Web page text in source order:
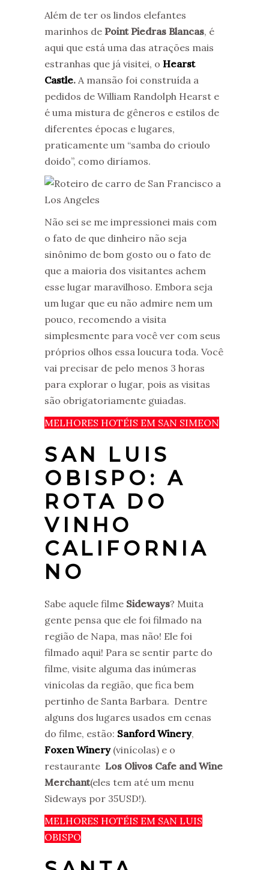
Além de ter os lindos elefantes
marinhos de Point Piedras Blancas, é
aqui que está uma das atrações mais
estranhas que já visitei, o Hearst
Castle. A mansão foi construída a
pedidos de William Randolph Hearst e
é uma mistura de gêneros e estilos de
diferentes épocas e lugares,
praticamente um “samba do crioulo
doido”, como diríamos.
Não sei se me impressionei mais com
o fato de que dinheiro não seja
sinônimo de bom gosto ou o fato de
que a maioria dos visitantes achem
esse lugar maravilhoso. Embora seja
um lugar que eu não admire nem um
pouco, recomendo a visita
simplesmente para você ver com seus
próprios olhos essa loucura toda. Você
vai precisar de pelo menos 3 horas
para explorar o lugar, pois as visitas
são obrigatoriamente guiadas.
MELHORES HOTÉIS EM SAN SIMEON
SAN LUIS
OBISPO: A
ROTA DO
VINHO
CALIFORNIA
NO
Sabe aquele filme Sideways? Muita
gente pensa que ele foi filmado na
região de Napa, mas não! Ele foi
filmado aqui! Para se sentir parte do
filme, visite alguma das inúmeras
vinícolas da região, que fica bem
pertinho de Santa Barbara. Dentre
alguns dos lugares usados em cenas
do filme, estão: Sanford Winery,
Foxen Winery (vinícolas) e o
restaurante Los Olivos Cafe and Wine
Merchant(eles tem até um menu
Sideways por 35USD!).
MELHORES HOTÉIS EM SAN LUIS
OBISPO